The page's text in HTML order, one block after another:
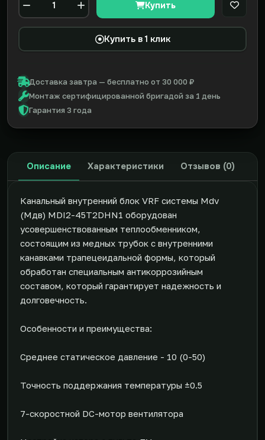
Количество
Купить В
Купить в 1 клик
Доставка завтра — бесплатно от 30 000 ₽
Монтаж сертифицированной бригадой за 1 день
Гарантия 3 года
Описание Характеристики Отзывов (0)
Канальный внутренний блок VRF системы Mdv
(Мдв) MDI2-45T2DHN1 оборудован
усовершенствованным теплообменником,
состоящим из медных трубок с внутренними
канавками трапецеидальной формы, который
обработан специальным антикоррозийным
составом, который гарантирует надежность и
долговечность.
Особенности и преимущества:
Среднее статическое давление - 10 (0-50)
Точность поддержания температуры ±0.5
7-скоростной DC-мотор вентилятора